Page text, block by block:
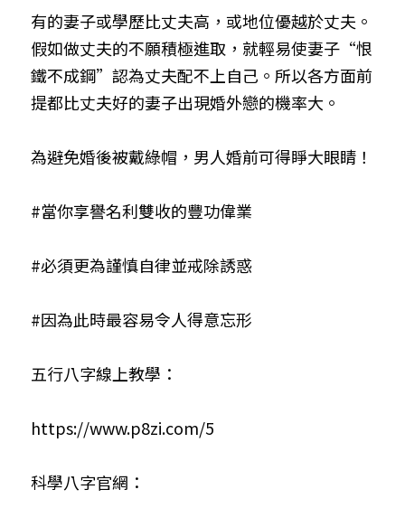
有的妻子或學歷比丈夫高，或地位優越於丈夫。
假如做丈夫的不願積極進取，就輕易使妻子“恨
鐵不成鋼”認為丈夫配不上自己。所以各方面前
提都比丈夫好的妻子出現婚外戀的機率大。
為避免婚後被戴綠帽，男人婚前可得睜大眼睛！
#當你享譽名利雙收的豐功偉業
#必須更為謹慎自律並戒除誘惑
#因為此時最容易令人得意忘形
五行八字線上教學：
https://www.p8zi.com/5
科學八字官網：